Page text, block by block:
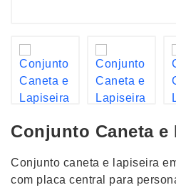
Conjunto Caneta e
Conjunto caneta e lapiseira
com placa central para